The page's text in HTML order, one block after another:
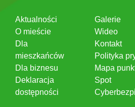
Aktualności
O mieście
Dla
mieszkańców
Dla biznesu
Deklaracja
dostępności
Galerie
Wideo
Kontakt
Polityka
Mapa
Spot